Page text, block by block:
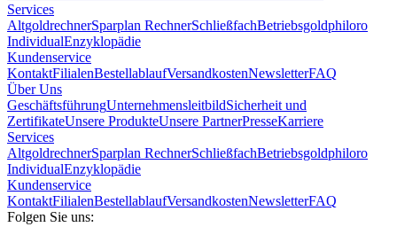
Services
AltgoldrechnerSparplan RechnerSchließfachBetriebsgoldphiloro
IndividualEnzyklopädie
Kundenservice
KontaktFilialenBestellablaufVersandkostenNewsletterFAQ
Über Uns
GeschäftsführungUnternehmensleitbildSicherheit und
ZertifikateUnsere ProdukteUnsere PartnerPresseKarriere
Services
AltgoldrechnerSparplan RechnerSchließfachBetriebsgoldphiloro
IndividualEnzyklopädie
Kundenservice
KontaktFilialenBestellablaufVersandkostenNewsletterFAQ
Folgen Sie uns: